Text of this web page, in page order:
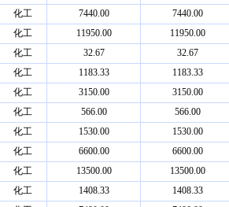
化工 7440.00
7440.00
化工 11950.00
11950.00
化工 32.67
32.67
化工 1183.33
1183.33
化工 3150.00
3150.00
化工 566.00
566.00
化工 1530.00
1530.00
化工 6600.00
6600.00
化工 13500.00
13500.00
化工 1408.33
1408.33